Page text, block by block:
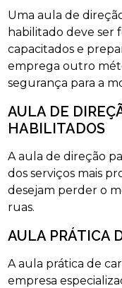
Uma aula de
habilitado deve ser
capacitados e
emprega outro
segurança para a
AULA DE
HABILITADOS
A aula de direção
dos serviços mais
desejam perder o
ruas.
AULA PRÁTICA
A aula prática de
empresa